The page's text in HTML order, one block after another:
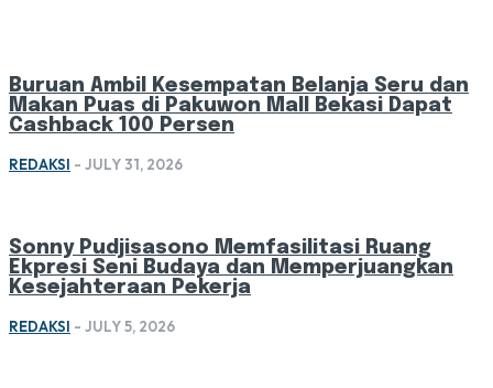
Buruan Ambil Kesempatan Belanja Seru dan
Makan Puas di Pakuwon Mall Bekasi Dapat
Cashback 100 Persen
REDAKSI - JULY 31, 2026
Sonny Pudjisasono Memfasilitasi Ruang
Ekpresi Seni Budaya dan Memperjuangkan
Kesejahteraan Pekerja
REDAKSI - JULY 5, 2026